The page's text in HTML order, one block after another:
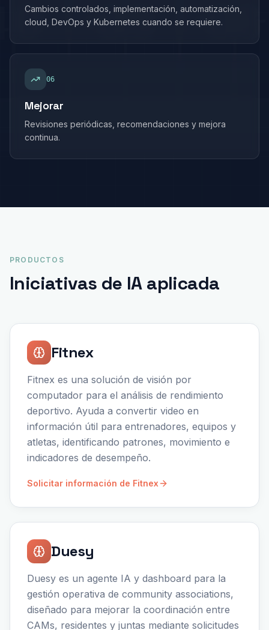
Cambios controlados, implementación, automatización,
cloud, DevOps y Kubernetes cuando se requiere.
06
Mejorar
Revisiones periódicas, recomendaciones y mejora
continua.
PRODUCTOS
Iniciativas de IA aplicada
Fitnex
Fitnex es una solución de visión por
computador para el análisis de rendimiento
deportivo. Ayuda a convertir video en
información útil para entrenadores, equipos y
atletas, identificando patrones, movimiento e
indicadores de desempeño.
Solicitar información de Fitnex
Duesy
Duesy es un agente IA y dashboard para la
gestión operativa de community associations,
diseñado para mejorar la coordinación entre
CAMs, residentes y juntas mediante solicitudes